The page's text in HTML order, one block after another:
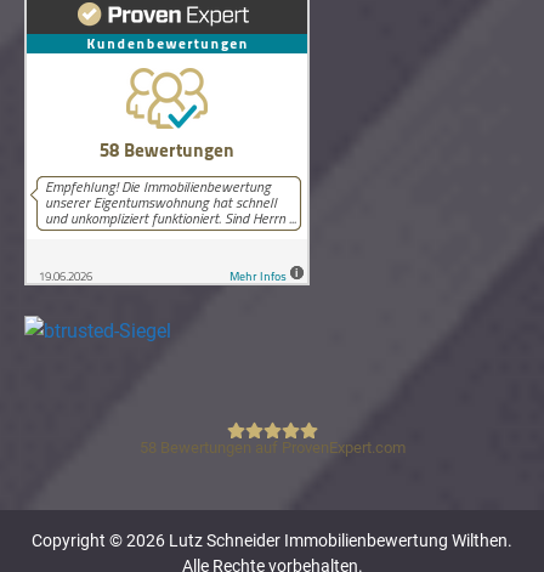
Lutz Schneider Immobilienbewertung
58 Bewertungen auf ProvenExpert.com
Copyright © 2026 Lutz Schneider Immobilienbewertung Wilthen.
Alle Rechte vorbehalten.